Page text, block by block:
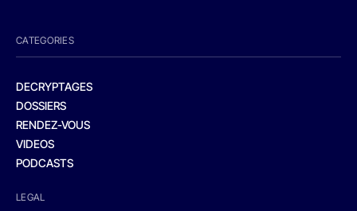
CATEGORIES
DECRYPTAGES
DOSSIERS
RENDEZ-VOUS
VIDEOS
PODCASTS
LEGAL